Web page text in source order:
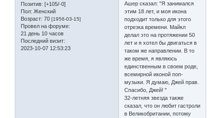
Позитив: [+105/-0]
Пол: Женский
Возраст: 70 [1956-03-15]
Провел на форуме:
21 день 10 часов
Последний визит:
2023-10-07 12:53:23
Ашер сказал: "Я занимался
этим 18 лет, и моя икона
подходит только для этого
отрезка времени. Майкл
делал это на протяжении 50
лет и я хотел бы двигаться в
таком же направлении. В то
же время, я являюсь
единственным в своем роде,
всемирной иконой поп-
музыки. Я думаю, Джей прав.
Спасибо, Джей! "
32-летняя звезда также
сказал, что он любит гастроли
в Великобритании, потому